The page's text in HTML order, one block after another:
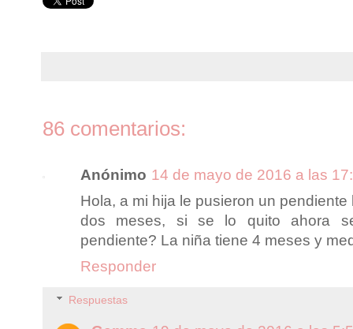
86 comentarios:
Anónimo 14 de mayo de 2016 a las
Hola, a mi hija le pusieron un
dos meses, si se lo quito ahora
pendiente? La niña tiene 4 meses y
Responder
Respuestas